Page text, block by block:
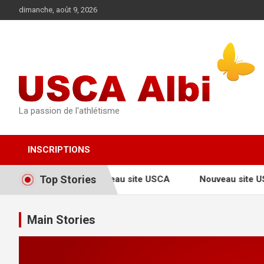
au
dimanche, août 9, 2026
La passion de l'athlétisme
INSCRIPTIONS
Top StoriesNouveau site USCA Nouveau site
Main Stories